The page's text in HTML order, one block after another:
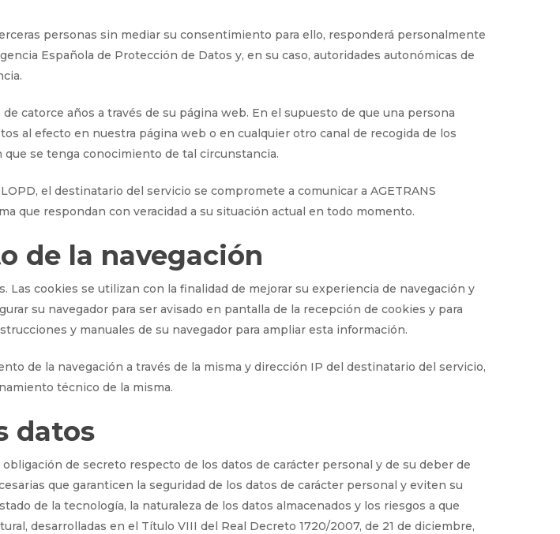
personas sin mediar su consentimiento para ello, responderá personalmente
Española de Protección de Datos y, en su caso, autoridades autonómicas de
catorce años a través de su página web. En el supuesto de que una persona
al efecto en nuestra página web o en cualquier otro canal de recogida de los
se tenga conocimiento de tal circunstancia.
el destinatario del servicio se compromete a comunicar a AGETRANS
que respondan con veracidad a su situación actual en todo momento.
de la navegación
cookies se utilizan con la finalidad de mejorar su experiencia de navegación y
su navegador para ser avisado en pantalla de la recepción de cookies y para
y manuales de su navegador para ampliar esta información.
de la navegación a través de la misma y dirección IP del destinatario del servicio,
técnico de la misma.
datos
de secreto respecto de los datos de carácter personal y de su deber de
que garanticen la seguridad de los datos de carácter personal y eviten su
de la tecnología, la naturaleza de los datos almacenados y los riesgos a que
desarrolladas en el Título VIII del Real Decreto 1720/2007, de 21 de diciembre,